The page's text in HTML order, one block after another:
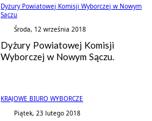
Dyżury Powiatowej Komisji Wyborczej w Nowym
Sączu
Środa, 12 września 2018
Dyżury Powiatowej Komisji
Wyborczej w Nowym Sączu.
KRAJOWE BIURO WYBORCZE
Piątek, 23 lutego 2018